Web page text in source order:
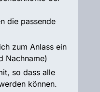
passende
zum Anlass ein
Nachname)
so dass alle
können.